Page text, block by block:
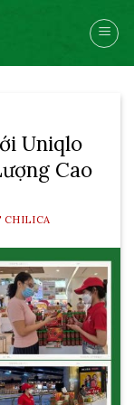
Uniqlo
Cao
CHILICA